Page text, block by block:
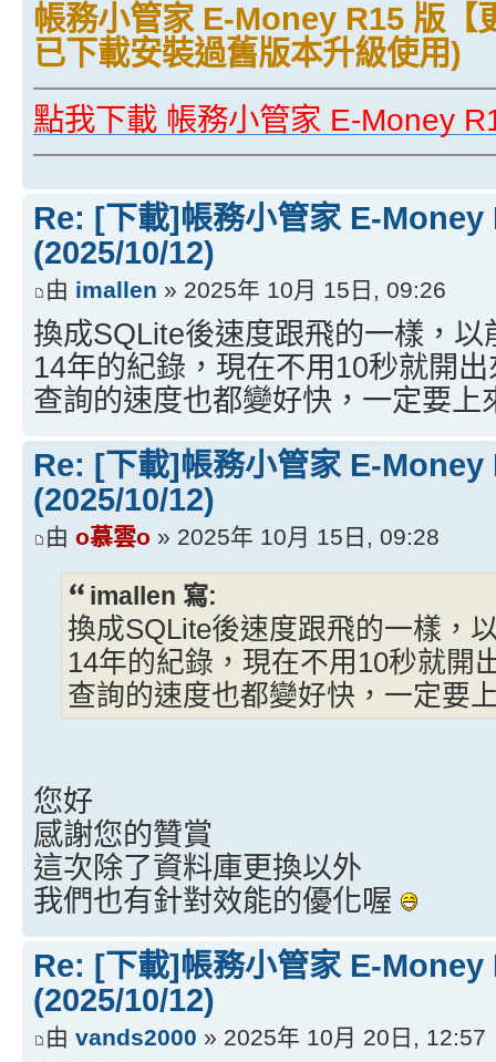
帳務小管家 E-Money R15 版【
已下載安裝過舊版本升級使用)
點我下載 帳務小管家 E-Money
Re: [下載]帳務小管家 E-Money
(2025/10/12)
由 imallen » 2025年 10月 15日, 09:26
換成SQLite後速度跟飛的一樣，
14年的紀錄，現在不用10秒就開
查詢的速度也都變好快，一定要上
Re: [下載]帳務小管家 E-Money
(2025/10/12)
由 o慕雲o » 2025年 10月 15日, 09:28
imallen 寫:
換成SQLite後速度跟飛的一樣，
14年的紀錄，現在不用10秒就開
查詢的速度也都變好快，一定要
您好
感謝您的贊賞
這次除了資料庫更換以外
我們也有針對效能的優化喔
Re: [下載]帳務小管家 E-Money
(2025/10/12)
由 vands2000 » 2025年 10月 20日, 12:57